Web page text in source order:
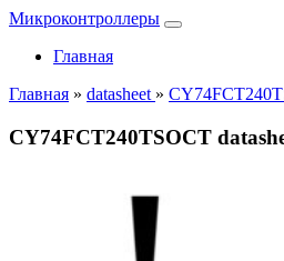
Микроконтроллеры
Главная
Главная » datasheet »
CY74FCT240TSOCT